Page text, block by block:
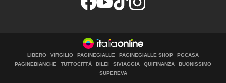
LIBERO VIRGILIO PAGINEGIALLE PAGINEGIALLE SHOP
PGCASA
PAGINEBIANCHE
TUTTOCITTÀ DILEI SIVIAGGIA QUIFINANZA
BUONISSIMO
SUPEREVA